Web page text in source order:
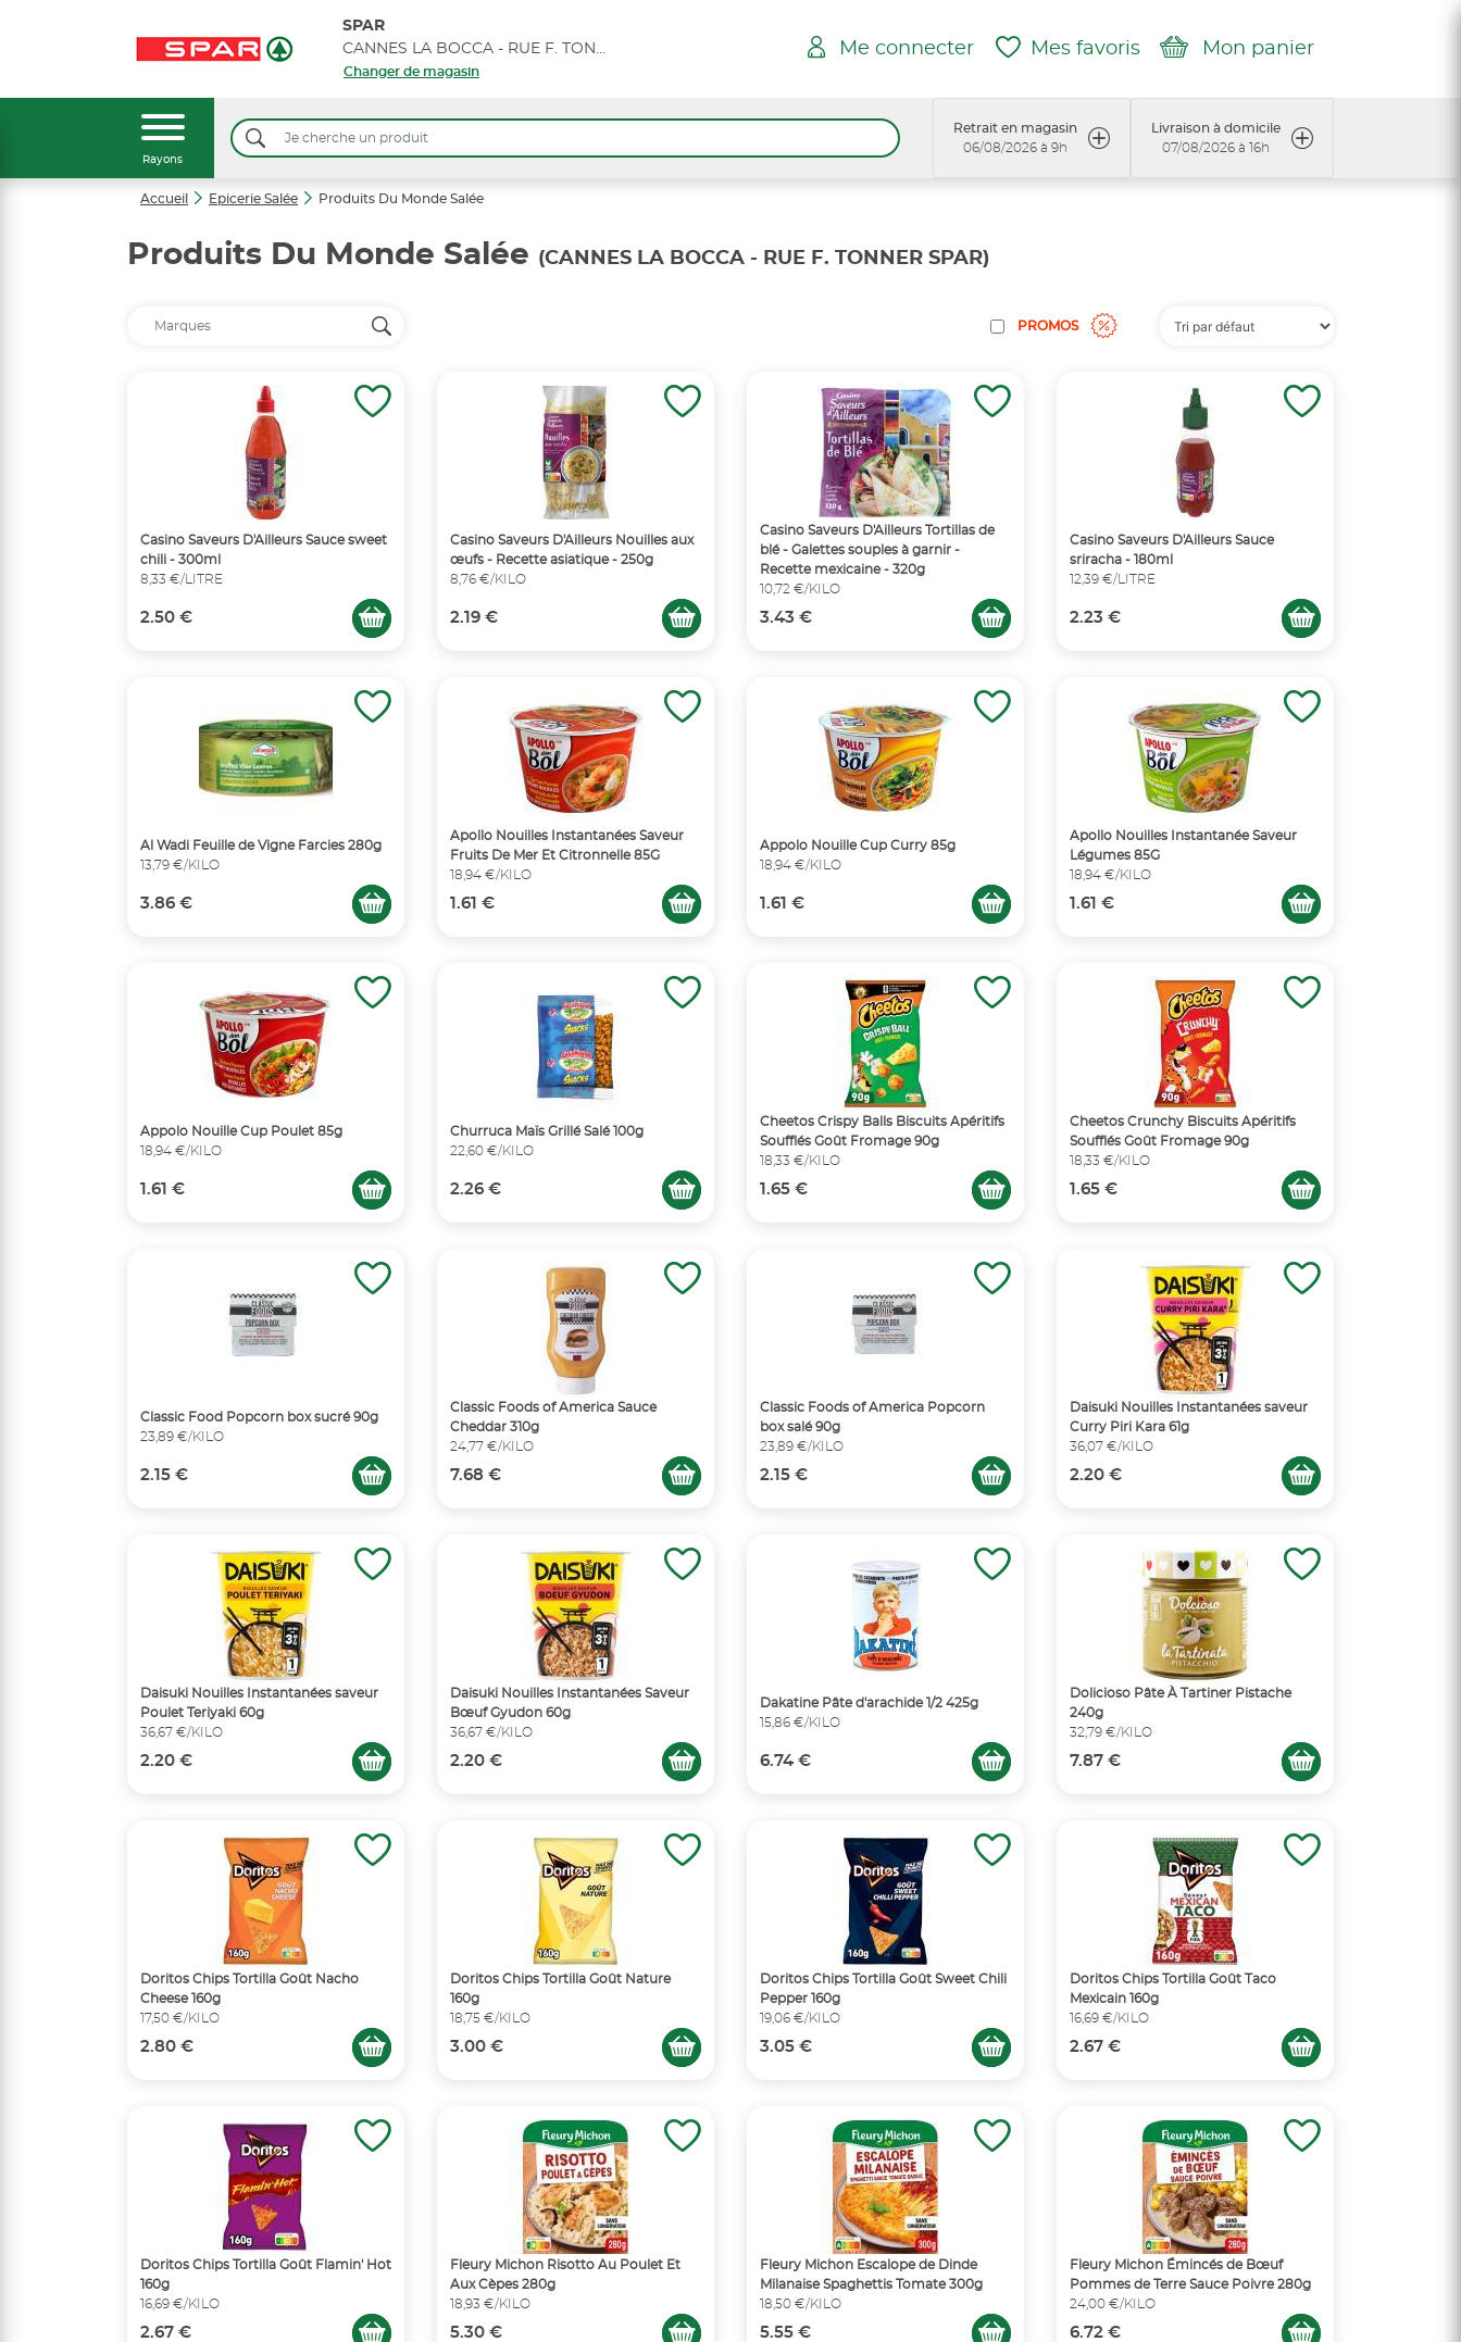
SPAR
CANNES LA BOCCA - RUE F. TONNER SPAR
Changer de magasin
Me connecter Mes favoris Mon panier
Rayons
Retrait en magasin
06/08/2026 à 9h
Livraison à domicile
07/08/2026 à 16h
Accueil Epicerie Salée Produits Du Monde Salée
Produits Du Monde Salée (CANNES LA BOCCA - RUE F. TONNER SPAR)
PROMOS
Casino Saveurs D'Ailleurs Sauce sweet
chili - 300ml
8,33 €/LITRE
2.50 €
Casino Saveurs D'Ailleurs Nouilles aux
œufs - Recette asiatique - 250g
8,76 €/KILO
2.19 €
Casino Saveurs D'Ailleurs Tortillas de
blé - Galettes souples à garnir -
Recette mexicaine - 320g
10,72 €/KILO
3.43 €
Casino Saveurs D'Ailleurs Sauce
sriracha - 180ml
12,39 €/LITRE
2.23 €
Al Wadi Feuille de Vigne Farcies 280g
13,79 €/KILO
3.86 €
Apollo Nouilles Instantanées Saveur
Fruits De Mer Et Citronnelle 85G
18,94 €/KILO
1.61 €
Appolo Nouille Cup Curry 85g
18,94 €/KILO
1.61 €
Apollo Nouilles Instantanée Saveur
Légumes 85G
18,94 €/KILO
1.61 €
Appolo Nouille Cup Poulet 85g
18,94 €/KILO
1.61 €
Churruca Maïs Grillé Salé 100g
22,60 €/KILO
2.26 €
Cheetos Crispy Balls Biscuits Apéritifs
Soufflés Goût Fromage 90g
18,33 €/KILO
1.65 €
Cheetos Crunchy Biscuits Apéritifs
Soufflés Goût Fromage 90g
18,33 €/KILO
1.65 €
Classic Food Popcorn box sucré 90g
23,89 €/KILO
2.15 €
Classic Foods of America Sauce
Cheddar 310g
24,77 €/KILO
7.68 €
Classic Foods of America Popcorn
box salé 90g
23,89 €/KILO
2.15 €
Daisuki Nouilles Instantanées saveur
Curry Piri Kara 61g
36,07 €/KILO
2.20 €
Daisuki Nouilles Instantanées saveur
Poulet Teriyaki 60g
36,67 €/KILO
2.20 €
Daisuki Nouilles Instantanées Saveur
Bœuf Gyudon 60g
36,67 €/KILO
2.20 €
Dakatine Pâte d'arachide 1/2 425g
15,86 €/KILO
6.74 €
Dolicioso Pâte À Tartiner Pistache
240g
32,79 €/KILO
7.87 €
Doritos Chips Tortilla Goût Nacho
Cheese 160g
17,50 €/KILO
2.80 €
Doritos Chips Tortilla Goût Nature
160g
18,75 €/KILO
3.00 €
Doritos Chips Tortilla Goût Sweet Chili
Pepper 160g
19,06 €/KILO
3.05 €
Doritos Chips Tortilla Goût Taco
Mexicain 160g
16,69 €/KILO
2.67 €
Doritos Chips Tortilla Goût Flamin' Hot
160g
16,69 €/KILO
2.67 €
Fleury Michon Risotto Au Poulet Et
Aux Cèpes 280g
18,93 €/KILO
5.30 €
Fleury Michon Escalope de Dinde
Milanaise Spaghettis Tomate 300g
18,50 €/KILO
5.55 €
Fleury Michon Émincés de Bœuf
Pommes de Terre Sauce Poivre 280g
24,00 €/KILO
6.72 €